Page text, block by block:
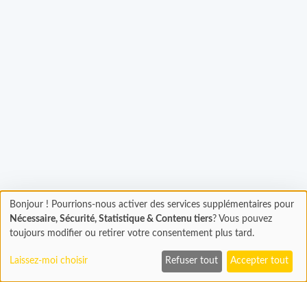
Chargement
En cours...
Bonjour ! Pourrions-nous activer des services supplémentaires pour
Nécessaire, Sécurité, Statistique & Contenu tiers? Vous pouvez
toujours modifier ou retirer votre consentement plus tard.
Laissez-moi choisir Refuser tout Accepter tout